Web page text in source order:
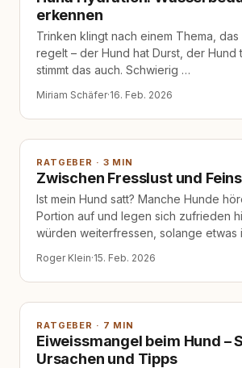
erkennen
Trinken klingt nach einem Thema,
regelt – der Hund hat Durst, der Hund
stimmt das auch. Schwierig …
Miriam Schäfer·16. Feb. 2026
RATGEBER · 3 MIN
Zwischen Fresslust und
Ist mein Hund satt? Manche Hunde
Portion auf und legen sich zufrieden
würden weiterfressen, solange etwas
Roger Klein·15. Feb. 2026
RATGEBER · 7 MIN
Eiweissmangel beim Hund –
Ursachen und Tipps